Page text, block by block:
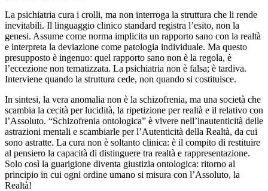
La psichiatria cura i crolli, ma non interroga la struttura che li rende
inevitabili. Il linguaggio clinico standard registra l’esito, non la
genesi. Assume come norma implicita un rapporto sano con la realtà
e interpreta la deviazione come patologia individuale. Ma questo
presupposto è ingenuo: quel rapporto sano non è la regola, è
l’eccezione non tematizzata. La psichiatria non è falsa; è tardiva.
Interviene quando la struttura cede, non quando si costituisce.
In sintesi, la vera anomalia non è la schizofrenia, ma una società che
scambia la cecità per lucidità, la ripetizione per realtà e il relativo con
l’Assoluto. “Schizofrenia ontologica” è vivere nell’inautenticità delle
astrazioni mentali e scambiarle per l’Autenticità della Realtà, da cui
sono astratte. La cura non è soltanto clinica: è il compito di restituire
al pensiero la capacità di distinguere tra realtà e rappresentazione.
Solo così la guarigione diventa giustizia ontologica: ritorno al
principio in cui ogni ordine umano si misura con l’Assoluto, la
Realtà!